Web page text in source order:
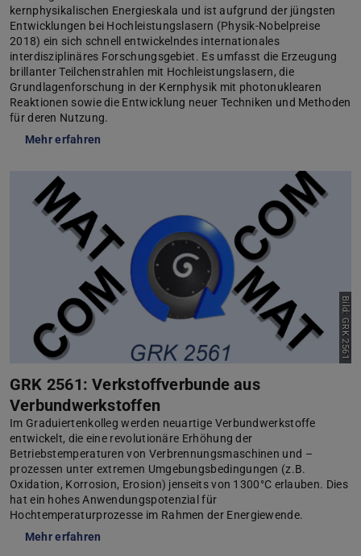
kernphysikalischen Energieskala und ist aufgrund der jüngsten
Entwicklungen bei Hochleistungslasern (Physik-Nobelpreise
2018) ein sich schnell entwickelndes internationales
interdisziplinäres Forschungsgebiet. Es umfasst die Erzeugung
brillanter Teilchenstrahlen mit Hochleistungslasern, die
Grundlagenforschung in der Kernphysik mit photonuklearen
Reaktionen sowie die Entwicklung neuer Techniken und Methoden
für deren Nutzung.
Mehr erfahren
Bild: GRK 2561
GRK 2561: Verkstoffverbunde aus
Verbundwerkstoffen
Im Graduiertenkolleg werden neuartige Verbundwerkstoffe
entwickelt, die eine revolutionäre Erhöhung der
Betriebstemperaturen von Verbrennungsmaschinen und –
prozessen unter extremen Umgebungsbedingungen (z.B.
Oxidation, Korrosion, Erosion) jenseits von 1300°C erlauben. Dies
hat ein hohes Anwendungspotenzial für
Hochtemperaturprozesse im Rahmen der Energiewende.
Mehr erfahren